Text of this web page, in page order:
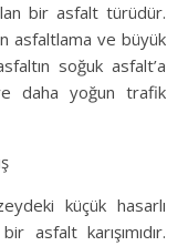
bir asfalt türüdür.
asfaltlama ve büyük
soğuk asfalt’a
daha yoğun trafik
küçük hasarlı
asfalt karışımıdır.